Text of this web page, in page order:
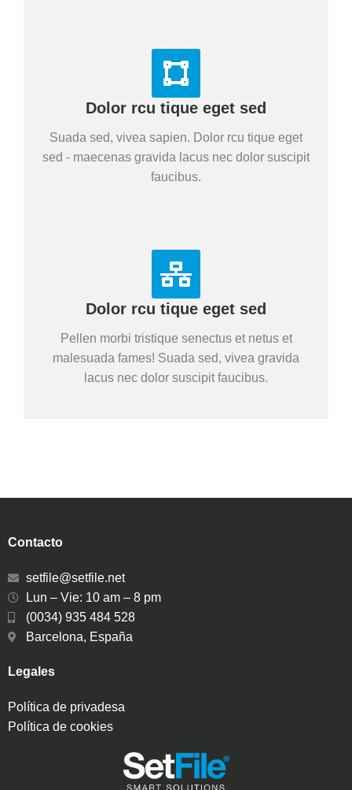
Dolor rcu tique eget sed
Suada sed, vivea sapien. Dolor rcu tique eget
sed - maecenas gravida lacus nec dolor suscipit
faucibus.
Dolor rcu tique eget sed
Pellen morbi tristique senectus et netus et
malesuada fames! Suada sed, vivea gravida
lacus nec dolor suscipit faucibus.
Contacto
setfile@setfile.net
Lun – Vie: 10 am – 8 pm
(0034) 935 484 528
Barcelona, España
Legales
Política de privadesa
Política de cookies